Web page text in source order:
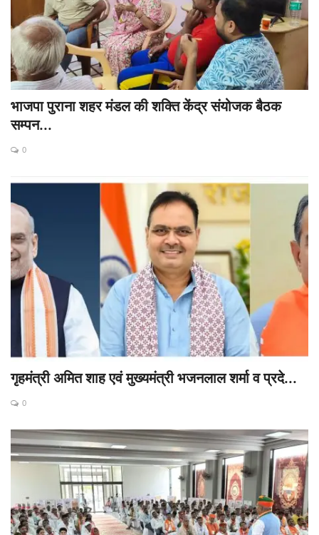
भाजपा पुराना शहर मंडल की शक्ति केंद्र संयोजक बैठक
सम्पन...
0
गृहमंत्री अमित शाह एवं मुख्यमंत्री भजनलाल शर्मा व प्रदे...
0